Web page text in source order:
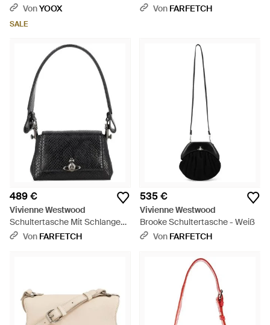
VonYOOX
SALE
Schwarz
Von FARFETCH
489 €
Vivienne Westwood
Schultertasche Mit Schlangen-
Effekt - Schwarz
Von FARFETCH
535 €
Vivienne Westwood
Brooke Schultertasche - Weiß
Von FARFETCH